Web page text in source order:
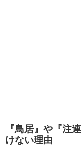
『鳥居』や『注
けない理由